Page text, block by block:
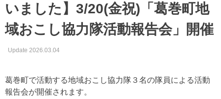
いました】3/20(金祝)「葛巻町地
域おこし協力隊活動報告会」開催
Update 2026.03.04
葛巻町で活動する地域おこし協力隊３名の隊員による活動
報告会が開催されます。